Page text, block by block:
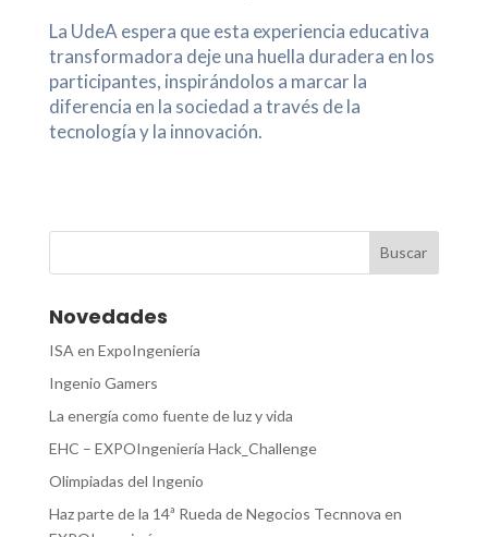
La UdeA espera que esta experiencia educativa
transformadora deje una huella duradera en los
participantes, inspirándolos a marcar la
diferencia en la sociedad a través de la
tecnología y la innovación.
Novedades
ISA en ExpoIngeniería
Ingenio Gamers
La energía como fuente de luz y vida
EHC – EXPOIngeniería Hack_Challenge
Olimpiadas del Ingenio
Haz parte de la 14ª Rueda de Negocios Tecnnova en